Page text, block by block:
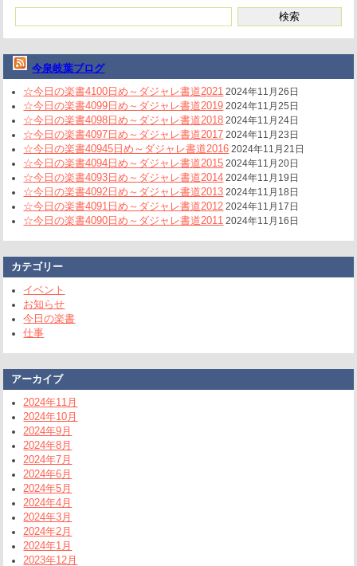
今泉岐葉ブログ
☆今日の楽書4100日め～ダジャレ書道2021 2024年11月26日
☆今日の楽書4099日め～ダジャレ書道2019 2024年11月25日
☆今日の楽書4098日め～ダジャレ書道2018 2024年11月24日
☆今日の楽書4097日め～ダジャレ書道2017 2024年11月23日
☆今日の楽書40945日め～ダジャレ書道2016 2024年11月21日
☆今日の楽書4094日め～ダジャレ書道2015 2024年11月20日
☆今日の楽書4093日め～ダジャレ書道2014 2024年11月19日
☆今日の楽書4092日め～ダジャレ書道2013 2024年11月18日
☆今日の楽書4091日め～ダジャレ書道2012 2024年11月17日
☆今日の楽書4090日め～ダジャレ書道2011 2024年11月16日
カテゴリー
イベント
お知らせ
今日の楽書
仕事
アーカイブ
2024年11月
2024年10月
2024年9月
2024年8月
2024年7月
2024年6月
2024年5月
2024年4月
2024年3月
2024年2月
2024年1月
2023年12月